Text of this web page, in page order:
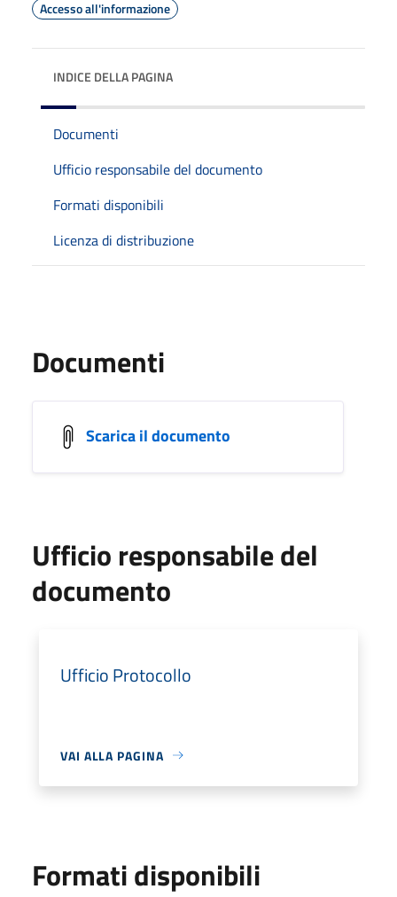
Accesso all'informazione
INDICE DELLA PAGINA
Documenti
Ufficio responsabile del documento
Formati disponibili
Licenza di distribuzione
Documenti
Scarica il documento
Ufficio responsabile del
documento
Ufficio Protocollo
VAI ALLA PAGINA
Formati disponibili